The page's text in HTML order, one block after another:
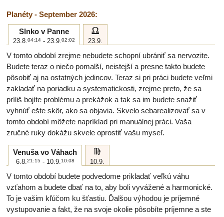
Planéty - September 2026:
Slnko v Panne
23.8.04:14 - 23.9.02:02
g
23.9.
V tomto období zrejme nebudete schopní ubrániť sa nervozite.
Budete teraz o niečo pomalší, neistejší a presne takto budete
pôsobiť aj na ostatných jedincov. Teraz si pri práci budete veľmi
zakladať na poriadku a systematickosti, zrejme preto, že sa
príliš bojíte problému a prekážok a tak sa im budete snažiť
vyhnúť ešte skôr, ako sa objavia. Skvelo sebarealizovať sa v
tomto období môžete napríklad pri manuálnej práci. Vaša
zručné ruky dokážu skvele oprostiť vašu myseľ.
Venuša vo Váhach
6.8.21:15 - 10.9.10:08
h
10.9.
V tomto období budete podvedome prikladať veľkú váhu
vzťahom a budete dbať na to, aby boli vyvážené a harmonické.
To je vašim kľúčom ku šťastiu. Ďalšou výhodou je príjemné
vystupovanie a fakt, že na svoje okolie pôsobíte príjemne a ste